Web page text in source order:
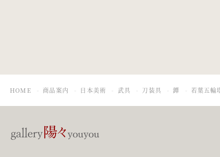
HOME 商品案内 日本美術 武具 刀装具 鐔 若葉五輪